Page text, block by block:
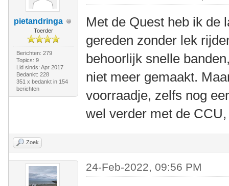
pietandringa
Toerder
Berichten: 279
Topics: 9
Lid sinds: Apr 2017
Bedankt: 228
351 x bedankt in 154
berichten
Met de Quest heb ik de
gereden zonder lek
behoorlijk snelle
niet meer gemaakt.
voorraadje, zelfs nog
wel verder met de
Zoek
24-Feb-2022, 09:56 PM